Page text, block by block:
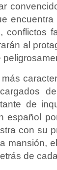
encuentra
al
de
español
con su
mansión,
de